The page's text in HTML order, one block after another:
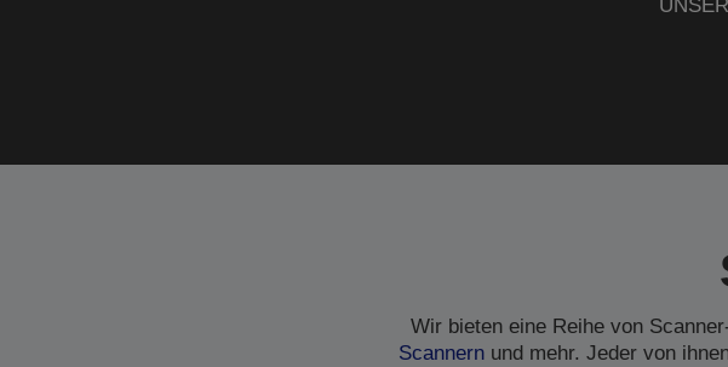
Wir bieten eine Reihe von
Scannern und mehr. Jeder von